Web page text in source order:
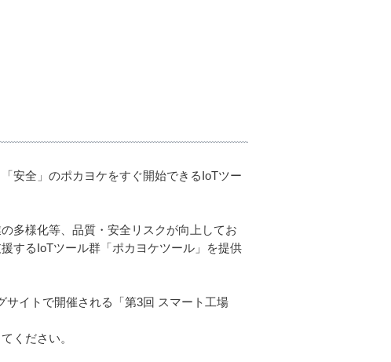
安全」のポカヨケをすぐ開始できるIoTツー
多様化等、品質・安全リスクが向上してお
するIoTツール群「ポカヨケツール」を提供
イトで開催される「第3回 スマート工場
ください。